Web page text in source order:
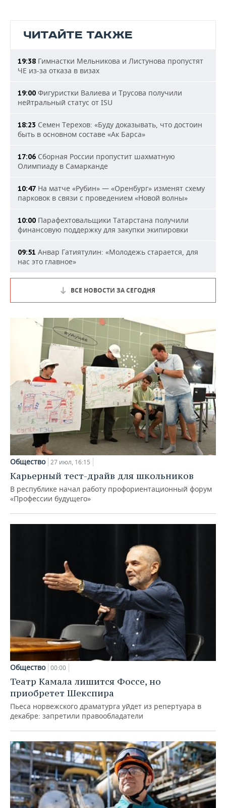
ЧИТАЙТЕ ТАКЖЕ
19:38 Гимнастки Мельникова и Листунова пропустят
ЧЕ из-за отказа в визах
19:00 Фигуристки Валиева и Трусова получили
нейтральный статус от ISU
18:23 Семен Терехов: «Буду доказывать, что достоин
быть в основном составе «Ак Барса»
17:06 Сборная России пропустит шахматную
Олимпиаду в Самарканде
10:47 На матче «Рубин» — «Оренбург» изменят схему
парковок в связи с проведением «Новой волны»
10:00 Парафехтовальщики Татарстана получили
финансовую поддержку для закупки экипировки
09:51 Анвар Гатиятулин: «Молодежь старается, для
нас это главное»
ВСЕ НОВОСТИ ЗА СЕГОДНЯ
Общество 27 июл, 16:15
Карьерный тест-драйв для школьников
В республике начал работу профориентационный форум
«Профессии будущего»
Общество 00:00
Театр Камала лишится Фоссе, но
приобретет Шекспира
Пьеса норвежского драматурга уйдет из репертуара в
декабре: запретили правообладатели